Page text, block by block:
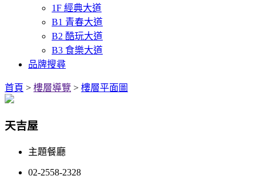
1F 經典大道
B1 青春大道
B2 酷玩大道
B3 食樂大道
品牌搜尋
首頁 > 樓層導覽 > 樓層平面圖
天吉屋
主題餐廳
02-2558-2328